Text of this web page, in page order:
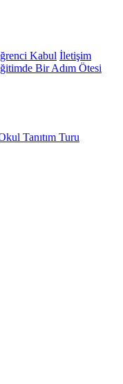
ile döndü. Hepimizi
tebrik eder,
Kabul İletişim
Bir Adım Ötesi
Tanıtım Turu